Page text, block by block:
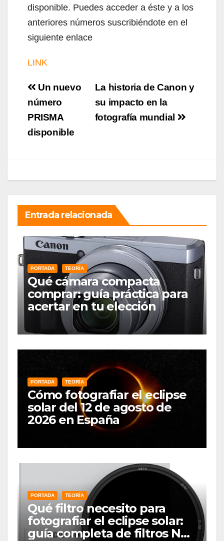
disponible. Puedes acceder a éste y a los
anteriores números suscribiéndote en el
siguiente enlace
LINK
Navegación
de
entradas
La historia de Canon y
su impacto en la
fotografía mundial
Un nuevo
número
PRISMA
disponible
Entrada relacionada
PORTADA TEORÍA
Qué cámara compacta
comprar: guía práctica para
acertar en tu elección
PORTADA TEORÍA
Cómo fotografiar el eclipse
solar del 12 de agosto de
2026 en España
PORTADA TEORÍA
Qué filtro necesito para
fotografiar el eclipse solar:
guía completa de filtros ND